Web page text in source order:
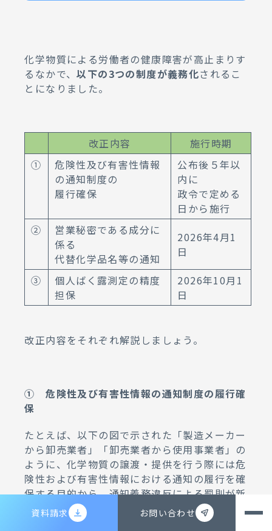
資料請求 お問い合わせ
化学物質による労働者の健康障害が高止まりす
るなかで、以下の3つの制度が義務化されるこ
とになりました。
改正内容
施行時期
①
危険性及び有害性情報
の通知制度の
履行確保
公布後５年以
内に
政令で定める
日から施行
②
営業秘密である成分に
係る
代替化学品名等の通知
2026年4月1
日
③
個人ばく露測定の精度
担保
2026年10月1
日
改正内容をそれぞれ解説しましょう。
① 危険性及び有害性情報の通知制度の履行確
保
たとえば、以下の図で示された「製造メーカー
から卸売業者」「卸売業者から使用事業者」の
ように、化学物質の譲渡・提供を行う際には危
険性および有害性情報における通知の履行を確
保する目的から、通知義務違反による罰則が新
たに設けられることになりました。